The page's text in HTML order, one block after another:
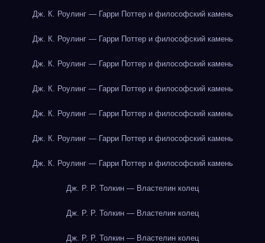
Дж. К. Роулинг — Гарри Поттер и философский камень
Дж. К. Роулинг — Гарри Поттер и философский камень
Дж. К. Роулинг — Гарри Поттер и философский камень
Дж. К. Роулинг — Гарри Поттер и философский камень
Дж. К. Роулинг — Гарри Поттер и философский камень
Дж. К. Роулинг — Гарри Поттер и философский камень
Дж. К. Роулинг — Гарри Поттер и философский камень
Дж. Р. Р. Толкин — Властелин колец
Дж. Р. Р. Толкин — Властелин колец
Дж. Р. Р. Толкин — Властелин колец